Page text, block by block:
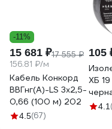
-11%
15 681 ₽17 555 ₽
156.81 ₽/м
Кабель Конкорд
ВВГнг(А)-LS 3х2,5-
0,66 (100 м) 202
4.5(67)
105
ХБ
4.1